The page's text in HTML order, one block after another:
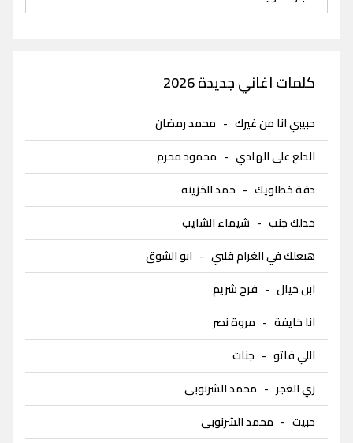
كلمات اغاني جديدة 2026
حبيبي انا من غيرك - محمد رمضان
الدلع على الهادي - محمود محرم
دقة خطاويك - حمد الخزينه
خدلك جنب - شيماء الشايب
هبعلك في الغرام قلبي - ابو الشوق
ابن خيال - فرح شريم
انا خايفة - مروة نصر
اللي فاتو - جنات
زي الغجر - محمد الشرنوبى
حبيت - محمد الشرنوبى